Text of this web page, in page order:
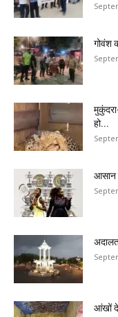
गोवंश
हो...
आसान
आंखों